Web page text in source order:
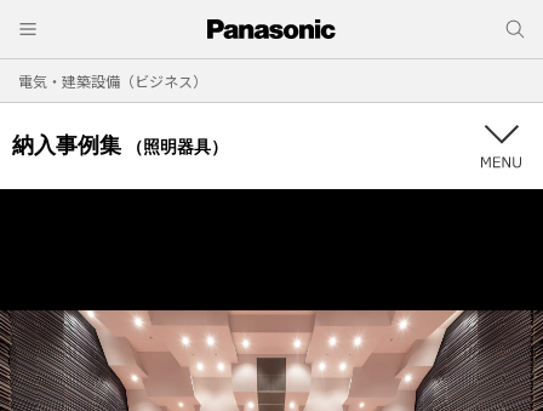
電気・建築設備（ビジネス）
納入事例集 （照明器具）